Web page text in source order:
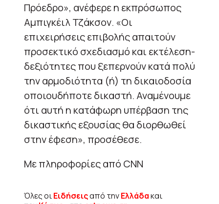
Πρόεδρο», ανέφερε η εκπρόσωπος
Αμπιγκέιλ Τζάκσον. «Οι
επιχειρήσεις επιβολής απαιτούν
προσεκτικό σχεδιασμό και εκτέλεση-
δεξιότητες που ξεπερνούν κατά πολύ
την αρμοδιότητα (ή) τη δικαιοδοσία
οποιουδήποτε δικαστή. Αναμένουμε
ότι αυτή η κατάφωρη υπέρβαση της
δικαστικής εξουσίας θα διορθωθεί
στην έφεση», προσέθεσε.
Με πληροφορίες από CNN
Όλες οιΕιδήσειςαπό τηνΕλλάδακαι